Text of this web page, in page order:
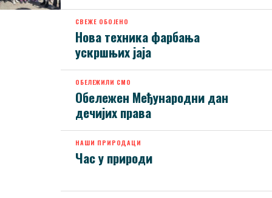
СВЕЖЕ ОБОЈЕНО
Нова техника фарбања
ускршњих јаја
ОБЕЛЕЖИЛИ СМО
Обележен Међународни дан
дечијих права
НАШИ ПРИРОДАЦИ
Час у природи